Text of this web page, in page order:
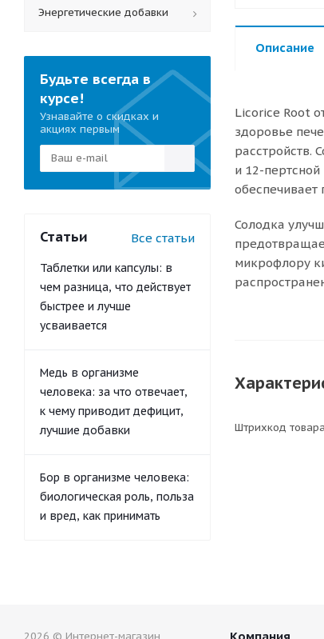
Описание
Licorice Root
здоровье
расстройств.
и 12-
обеспечивает
Солодка
микрофлору
Штрихкод
Энергетические добавки
Будьте всегда в
курсе!
Узнавайте о скидках и
акциях первым
Статьи Все статьи
Таблетки или капсулы: в
чем разница, что действует
быстрее и лучше
усваивается
Медь в организме
человека: за что отвечает,
к чему приводит дефицит,
лучшие добавки
Бор в организме человека:
биологическая роль, польза
и вред, как принимать
2026 © Интернет-магазин Компания